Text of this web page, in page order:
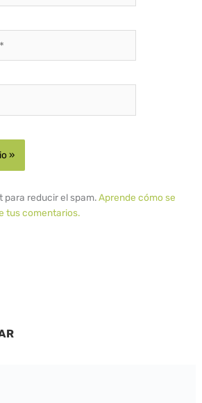
para reducir el spam.Aprende cómo se
tus comentarios.